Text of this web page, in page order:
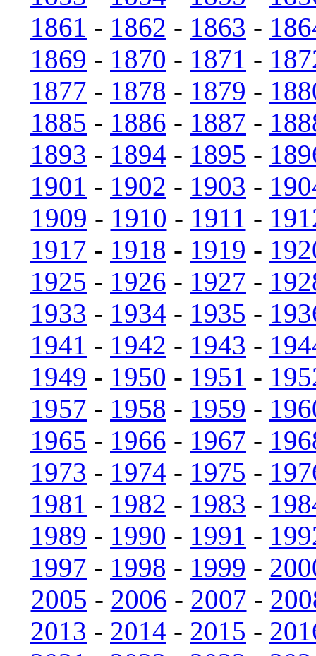
1861 - 1862 - 1863 -
1869 - 1870 - 1871 -
1877 - 1878 - 1879 -
1885 - 1886 - 1887 -
1893 - 1894 - 1895 -
1901 - 1902 - 1903 -
1909 - 1910 - 1911 -
1917 - 1918 - 1919 -
1925 - 1926 - 1927 -
1933 - 1934 - 1935 -
1941 - 1942 - 1943 -
1949 - 1950 - 1951 -
1957 - 1958 - 1959 -
1965 - 1966 - 1967 -
1973 - 1974 - 1975 -
1981 - 1982 - 1983 -
1989 - 1990 - 1991 -
1997 - 1998 - 1999 -
2005 - 2006 - 2007 -
2013 - 2014 - 2015 -